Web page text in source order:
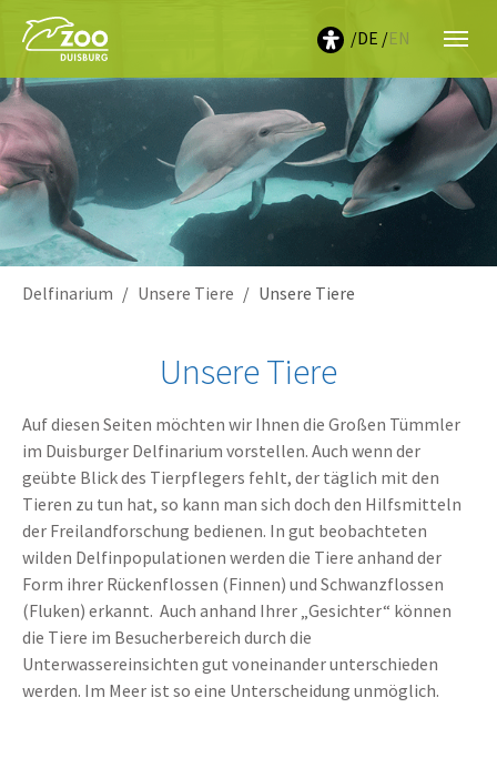
DE EN
Delfinarium Unsere Tiere Unsere Tiere
Unsere Tiere
Auf diesen Seiten möchten wir Ihnen die Großen Tümmler
im Duisburger Delfinarium vorstellen. Auch wenn der
geübte Blick des Tierpflegers fehlt, der täglich mit den
Tieren zu tun hat, so kann man sich doch den Hilfsmitteln
der Freilandforschung bedienen. In gut beobachteten
wilden Delfinpopulationen werden die Tiere anhand der
Form ihrer Rückenflossen (Finnen) und Schwanzflossen
(Fluken) erkannt. Auch anhand Ihrer „Gesichter“ können
die Tiere im Besucherbereich durch die
Unterwassereinsichten gut voneinander unterschieden
werden. Im Meer ist so eine Unterscheidung unmöglich.